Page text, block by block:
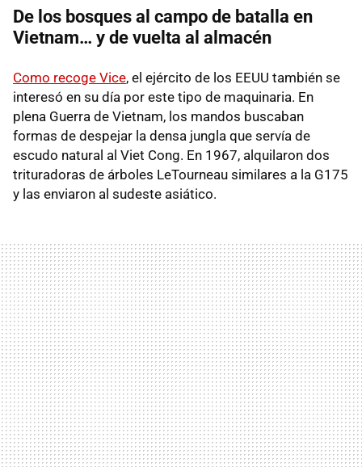
De los bosques al campo de batalla en
Vietnam… y de vuelta al almacén
Como recoge Vice, el ejército de los EEUU también se
interesó en su día por este tipo de maquinaria. En
plena Guerra de Vietnam, los mandos buscaban
formas de despejar la densa jungla que servía de
escudo natural al Viet Cong. En 1967, alquilaron dos
trituradoras de árboles LeTourneau similares a la G175
y las enviaron al sudeste asiático.